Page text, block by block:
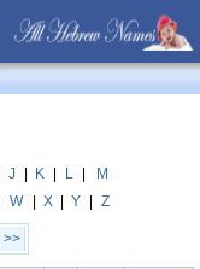
J K L
M
W X Y Z
>>